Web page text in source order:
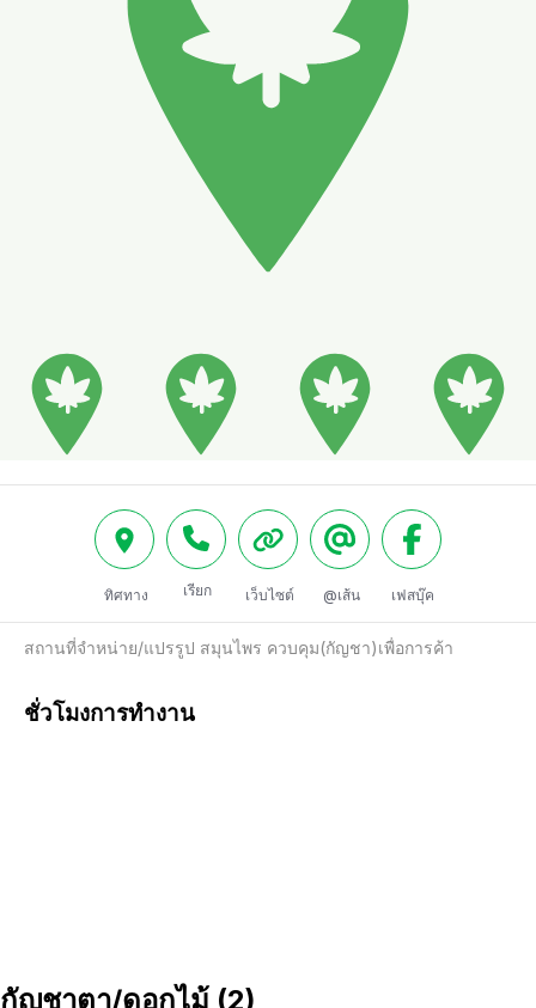
ทิศทาง เรียก เว็บไซต์ @เส้น เฟสบุ๊ค
สถานที่จำหน่าย/แปรรูป สมุนไพร ควบคุม(กัญชา)เพื่อการค้า
ชั่วโมงการทำงาน
กัญชาตา/ดอกไม้ (2)